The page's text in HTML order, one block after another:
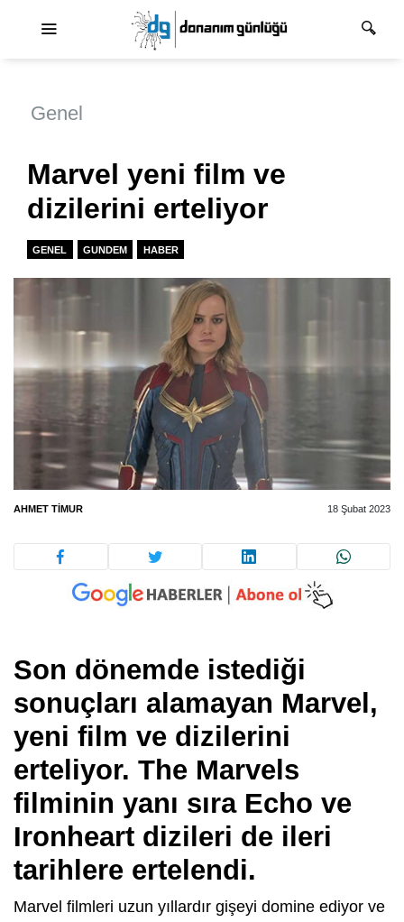
Genel
Marvel yeni film ve
dizilerini erteliyor
GENEL GUNDEM HABER
AHMET TIMUR 18 Şubat 2023
Son dönemde istediği
sonuçları alamayan Marvel,
yeni film ve dizilerini
erteliyor. The Marvels
filminin yanı sıra Echo ve
Ironheart dizileri de ileri
tarihlere ertelendi.
Marvel filmleri uzun yıllardır gişeyi domine ediyor ve